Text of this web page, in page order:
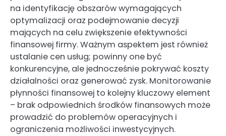
na identyfikację obszarów wymagających
optymalizacji oraz podejmowanie decyzji
mających na celu zwiększenie efektywności
finansowej firmy. Ważnym aspektem jest również
ustalanie cen usług; powinny one być
konkurencyjne, ale jednocześnie pokrywać koszty
działalności oraz generować zysk. Monitorowanie
płynności finansowej to kolejny kluczowy element
– brak odpowiednich środków finansowych może
prowadzić do problemów operacyjnych i
ograniczenia możliwości inwestycyjnych.